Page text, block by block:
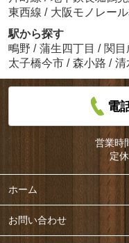
東西線 / 大阪モノレー
駅から探す
鴫野 / 蒲生四丁目 / 関目
太子橋今市 / 森小路 / 清
電
営業時
定休
ホーム
お問い合わせ